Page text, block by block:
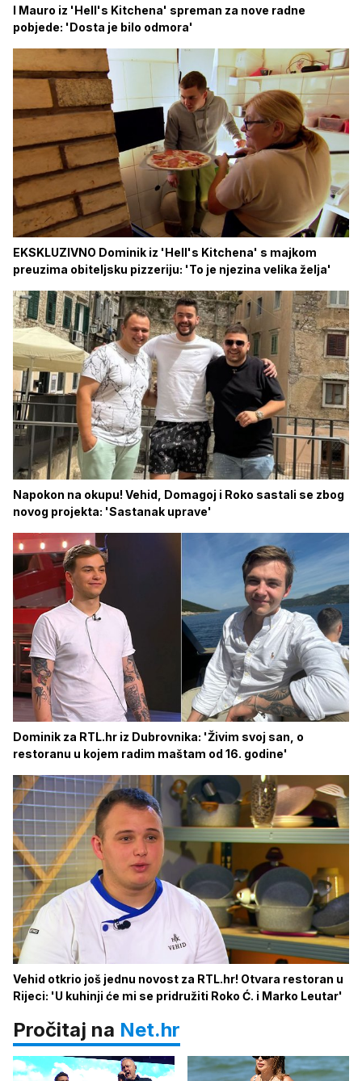
I Mauro iz 'Hell's Kitchena' spreman za nove radne
pobjede: 'Dosta je bilo odmora'
EKSKLUZIVNO Dominik iz 'Hell's Kitchena' s majkom
preuzima obiteljsku pizzeriju: 'To je njezina velika želja'
Napokon na okupu! Vehid, Domagoj i Roko sastali se zbog
novog projekta: 'Sastanak uprave'
Dominik za RTL.hr iz Dubrovnika: 'Živim svoj san, o
restoranu u kojem radim maštam od 16. godine'
Vehid otkrio još jednu novost za RTL.hr! Otvara restoran u
Rijeci: 'U kuhinji će mi se pridružiti Roko Ć. i Marko Leutar'
Pročitaj na Net.hr